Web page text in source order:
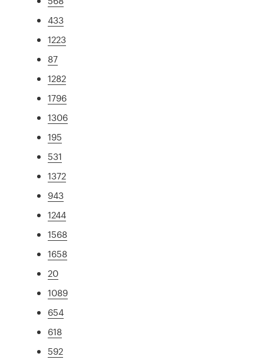
433
1223
87
1282
1796
1306
195
531
1372
943
1244
1568
1658
20
1089
654
618
592